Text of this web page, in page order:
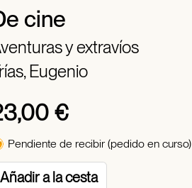
cine
y extravíos
Eugenio
€
Pendiente de recibir (pedido en curso)
Añadir a la cesta